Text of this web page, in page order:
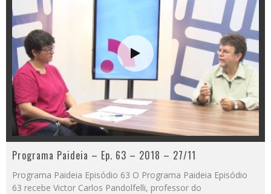
Programa Paideia – Ep. 63 – 2018 – 27/11
Programa Paideia Episódio 63 O Programa Paideia Episódio
63 recebe Victor Carlos Pandolfelli, professor do